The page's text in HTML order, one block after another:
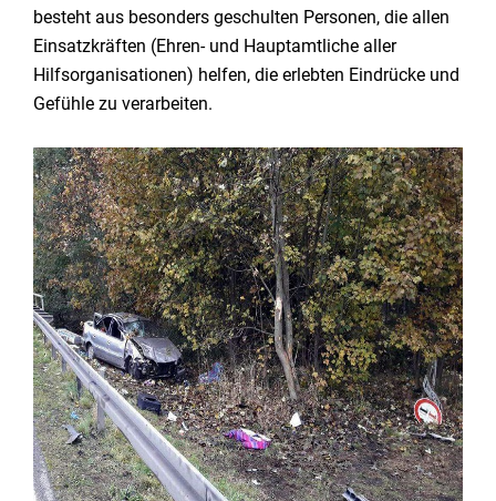
besteht aus besonders geschulten Personen, die allen
Einsatzkräften (Ehren- und Hauptamtliche aller
Hilfsorganisationen) helfen, die erlebten Eindrücke und
Gefühle zu verarbeiten.